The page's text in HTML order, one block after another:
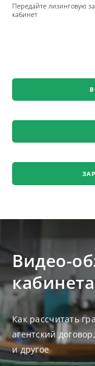
Передайте лизинговую
кабинет
Видео-
Как рассчитать
агентский
и другое